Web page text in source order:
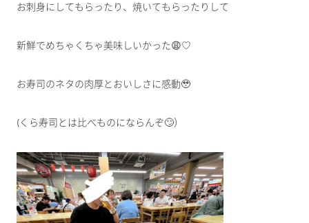
お刺身にしてもらったり、焼いてもらったりして
新鮮でめちゃくちゃ美味しいかった😩♡
お寿司のネタの肉厚とおいしさに感動🥹
(くら寿司とは比べものにならんぞ🙄）